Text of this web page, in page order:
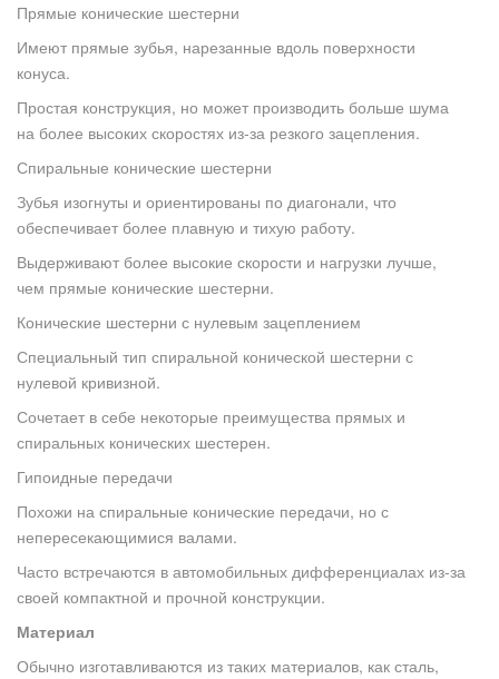
Прямые конические шестерни
Имеют прямые зубья, нарезанные вдоль поверхности
конуса.
Простая конструкция, но может производить больше шума
на более высоких скоростях из-за резкого зацепления.
Спиральные конические шестерни
Зубья изогнуты и ориентированы по диагонали, что
обеспечивает более плавную и тихую работу.
Выдерживают более высокие скорости и нагрузки лучше,
чем прямые конические шестерни.
Конические шестерни с нулевым зацеплением
Специальный тип спиральной конической шестерни с
нулевой кривизной.
Сочетает в себе некоторые преимущества прямых и
спиральных конических шестерен.
Гипоидные передачи
Похожи на спиральные конические передачи, но с
непересекающимися валами.
Часто встречаются в автомобильных дифференциалах из-за
своей компактной и прочной конструкции.
Материал
Обычно изготавливаются из таких материалов, как сталь,